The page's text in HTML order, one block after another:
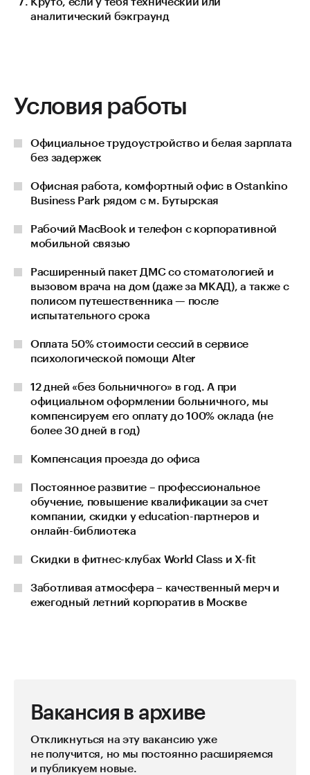
аналитический бэкграунд
Условия работы
Официальное трудоустройство и белая зарплата
без задержек
Офисная работа, комфортный офис в Ostankino
Business Park рядом с м. Бутырская
Рабочий MacBook и телефон с корпоративной
мобильной связью
Расширенный пакет ДМС со стоматологией и
вызовом врача на дом (даже за МКАД), а также с
полисом путешественника — после
испытательного срока
Оплата 50% стоимости сессий в сервисе
психологической помощи Alter
12 дней «без больничного» в год. А при
официальном оформлении больничного, мы
компенсируем его оплату до 100% оклада (не
более 30 дней в год)
Компенсация проезда до офиса
Постоянное развитие – профессиональное
обучение, повышение квалификации за счет
компании, скидки у education-партнеров и
онлайн-библиотека
Скидки в фитнес-клубах World Class и X-fit
Заботливая атмосфера – качественный мерч и
ежегодный летний корпоратив в Москве
Вакансия в архиве
Откликнуться на эту вакансию уже
не получится, но мы постоянно расширяемся
и публикуем новые.